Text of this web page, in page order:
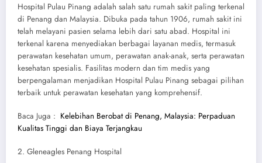
Hospital Pulau Pinang adalah salah satu rumah sakit paling terkenal
di Penang dan Malaysia. Dibuka pada tahun 1906, rumah sakit ini
telah melayani pasien selama lebih dari satu abad. Hospital ini
terkenal karena menyediakan berbagai layanan medis, termasuk
perawatan kesehatan umum, perawatan anak-anak, serta perawatan
kesehatan spesialis. Fasilitas modern dan tim medis yang
berpengalaman menjadikan Hospital Pulau Pinang sebagai pilihan
terbaik untuk perawatan kesehatan yang komprehensif.
Baca Juga : Kelebihan Berobat di Penang, Malaysia: Perpaduan
Kualitas Tinggi dan Biaya Terjangkau
2. Gleneagles Penang Hospital